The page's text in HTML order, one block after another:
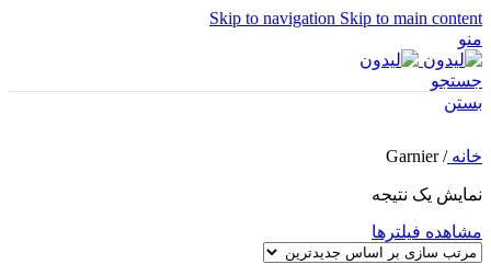
Skip to navigation Skip to main content
منو
جستجو
بستن
خانه/
Garnier
نمایش یک نتیجه
مشاهده فیلترها